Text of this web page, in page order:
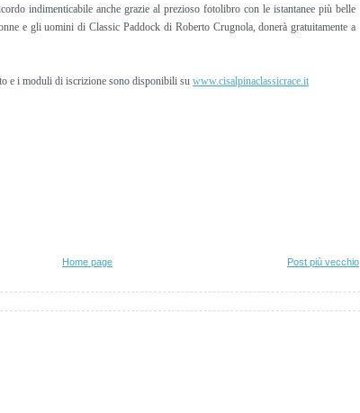
indimenticabile anche grazie al prezioso fotolibro con le istantanee più belle
e gli uomini di Classic Paddock di Roberto Crugnola, donerà gratuitamente a
e i moduli di iscrizione sono disponibili su www.cisalpinaclassicrace.it
Post più vecchio
Home page